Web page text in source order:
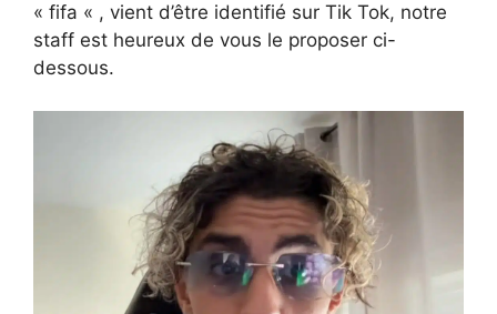
« fifa « , vient d’être identifié sur Tik Tok, notre
staff est heureux de vous le proposer ci-
dessous.